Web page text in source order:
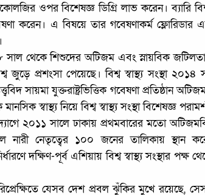
ওপর বিশেষজ্ঞ ডিগ্রি লাভ করেন। ব্যারি
করেন। এ বিষয়ে তার গবেষণাকর্ম ফ্লোরিডার
থেকে শিশুদের অটিজম এবং স্নায়বিক
প্রশংসা পেয়েছে। বিশ্ব স্বাস্থ্য সংস্থা ২০১৪
সায়মা যুক্তরাষ্ট্রভিত্তিক গবেষণা প্রতিষ্ঠান
স্বাস্থ্য নিয়ে বিশ্ব স্বাস্থ্য সংস্থা বিশেষজ্ঞ
২০১১ সালে ঢাকায় প্রথমবারের মতো
নারী নেতৃত্বের ১০০ জনের তালিকায়
দক্ষিণ-পূর্ব এশিয়ায় বিশ্ব স্বাস্থ্য সংস্থার
যেসব দেশ প্রবল ঝুঁকির মুখে রয়েছে,